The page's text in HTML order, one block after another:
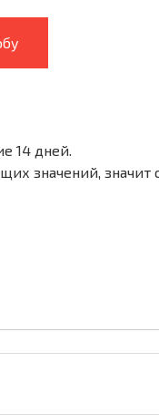
14 дней.
значений, значит